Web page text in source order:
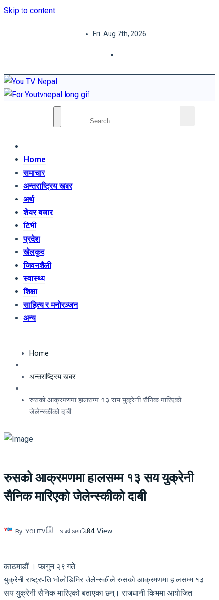
Skip to content
Fri. Aug 7th, 2026
Home
समाचार
अन्तराष्ट्रिय खबर
अर्थ
शेयर बजार
टिभी
प्रदेश
खेलकुद
जिवनशैली
स्वास्थ्य
शिक्षा
साहित्य र मनोरञ्जन
अन्य
Home
अन्तराष्ट्रिय खबर
रुसको आक्रमणमा हालसम्म १३ सय युक्रेनी सैनिक मारिएको
जेलेन्स्कीको दाबी
रुसको आक्रमणमा हालसम्म १३ सय युक्रेनी
सैनिक मारिएको जेलेन्स्कीको दाबी
By YOUTV ४ वर्ष अगाडि84 View
काठमाडौं । फागुन २९ गते
युक्रेनी राष्ट्रपति भोलोडिमिर जेलेन्स्कीले रुसको आक्रमणमा हालसम्म १३
सय युक्रेनी सैनिक मारिएको बताएका छन्। राजधानी किभमा आयोजित